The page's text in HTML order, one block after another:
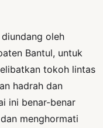
oleh
Bantul, untuk
tokoh lintas
hadrah dan
ini benar-benar
menghormati